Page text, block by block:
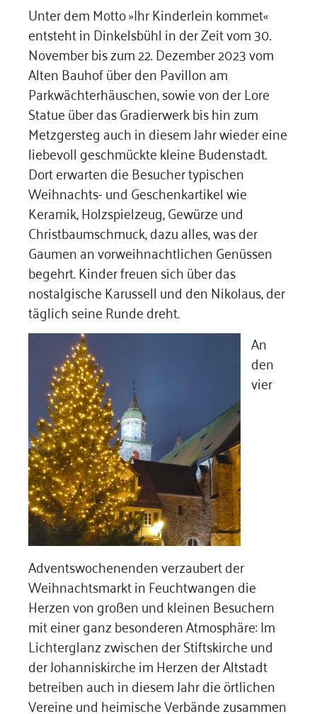
Unter dem Motto »Ihr Kinderlein kommet«
entsteht in Dinkelsbühl in der Zeit vom 30.
November bis zum 22. Dezember 2023 vom
Alten Bauhof über den Pavillon am
Parkwächterhäuschen, sowie von der Lore
Statue über das Gradierwerk bis hin zum
Metzgersteg auch in diesem Jahr wieder eine
liebevoll geschmückte kleine Budenstadt.
Dort erwarten die Besucher typischen
Weihnachts- und Geschenkartikel wie
Keramik, Holzspielzeug, Gewürze und
Christbaumschmuck, dazu alles, was der
Gaumen an vorweihnachtlichen Genüssen
begehrt. Kinder freuen sich über das
nostalgische Karussell und den Nikolaus, der
täglich seine Runde dreht.
An
den
vier
Adventswochenenden verzaubert der
Weihnachtsmarkt in Feuchtwangen die
Herzen von großen und kleinen Besuchern
mit einer ganz besonderen Atmosphäre: Im
Lichterglanz zwischen der Stiftskirche und
der Johanniskirche im Herzen der Altstadt
betreiben auch in diesem Jahr die örtlichen
Vereine und heimische Verbände zusammen